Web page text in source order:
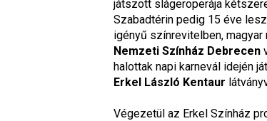
játszott slágeroperája
Szabadtérin pedig 15 éve
igényű színrevitelben,
Nemzeti Színház Debrecen
halottak napi karnevál idején
Erkel László Kentaur
Végezetül az Erkel Színház